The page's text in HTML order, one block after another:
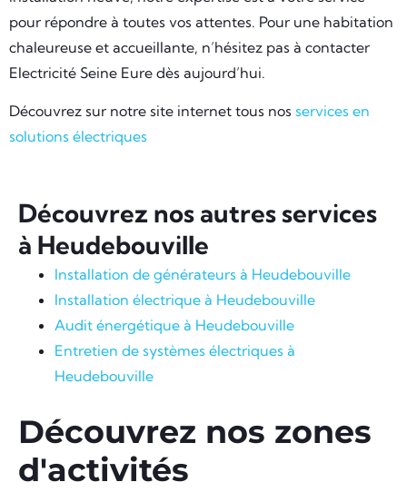
pour répondre à toutes vos attentes. Pour une habitation
chaleureuse et accueillante, n’hésitez pas à contacter
Electricité Seine Eure dès aujourd’hui.
Découvrez sur notre site internet tous nos services en
solutions électriques
Découvrez nos autres services
à Heudebouville
Installation de générateurs à Heudebouville
Installation électrique à Heudebouville
Audit énergétique à Heudebouville
Entretien de systèmes électriques à
Heudebouville
Découvrez nos zones
d'activités